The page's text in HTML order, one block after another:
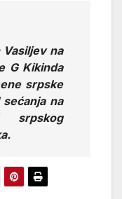
Vasiljev na
G Kikinda
srpske
na
srpskog